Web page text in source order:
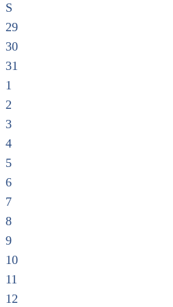
S
29
30
31
1
2
3
4
5
6
7
8
9
10
11
12